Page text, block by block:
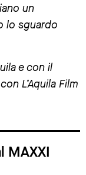
un
lo sguardo
e con il
L’Aquila Film
MAXXI